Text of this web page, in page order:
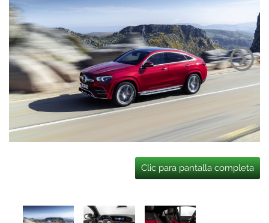
Clic para pantalla completa